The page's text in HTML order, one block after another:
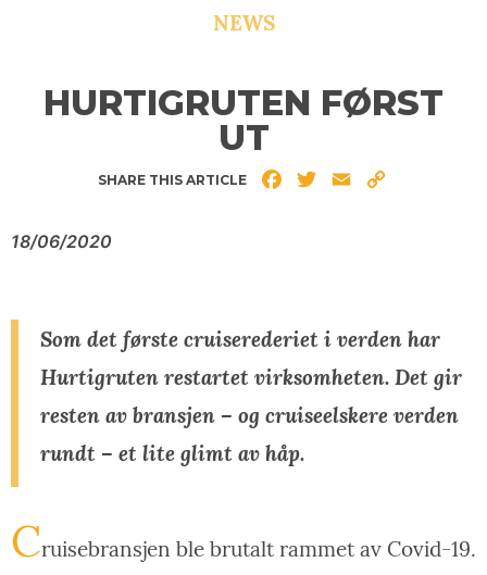
NEWS
HURTIGRUTEN FØRST
UT
SHARE THIS ARTICLE FacebookTwitterEmail
18/06/2020
Som det første cruiserederiet i verden har
Hurtigruten restartet virksomheten. Det gir
resten av bransjen – og cruiseelskere verden
rundt – et lite glimt av håp.
Cruisebransjen ble brutalt rammet av Covid-19.